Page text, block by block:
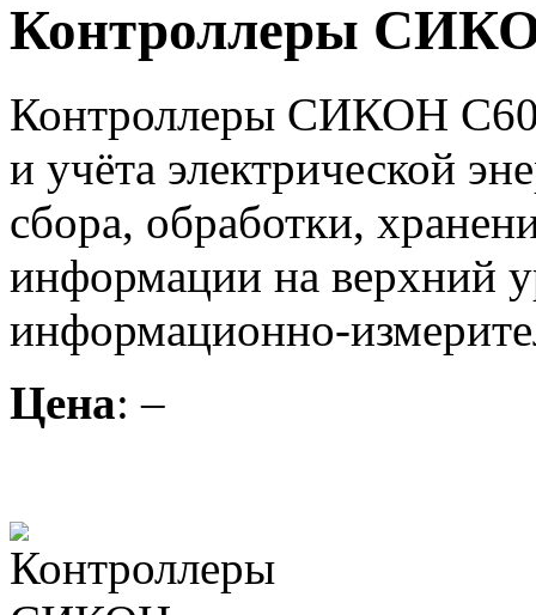
Контроллеры
Контроллеры СИКОН С60
и учёта электрической
сбора, обработки,
информации на верхний
информационно-
Цена: –